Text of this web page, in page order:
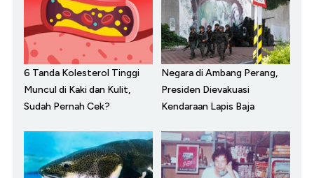
6 Tanda Kolesterol Tinggi
Muncul di Kaki dan Kulit,
Sudah Pernah Cek?
Negara di Ambang Perang,
Presiden Dievakuasi
Kendaraan Lapis Baja